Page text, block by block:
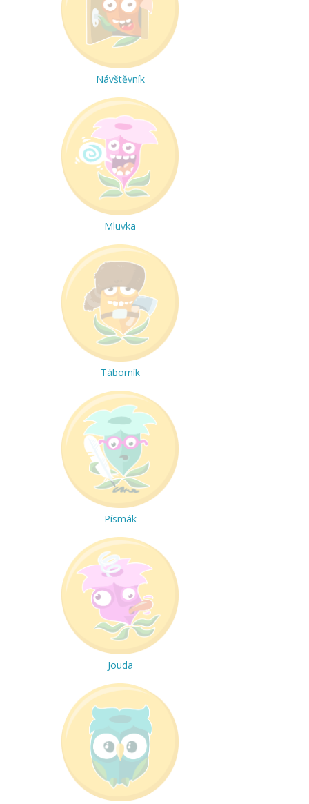
Návštěvník
Mluvka
Táborník
Písmák
Jouda